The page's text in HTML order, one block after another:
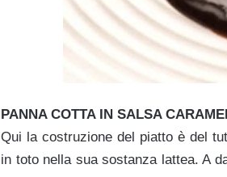
PANNA COTTA IN SALSA
Qui la costruzione del piatto è del
in toto nella sua sostanza lattea. A